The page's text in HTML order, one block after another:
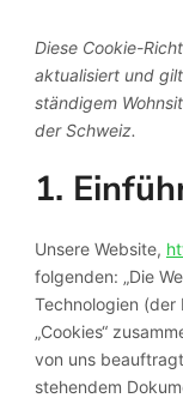
Diese Cookie-
aktualisiert und
ständigem
der Schweiz.
1.
Unsere Website,
folgenden: „Die
Technologien (der
„Cookies“
von uns
stehendem